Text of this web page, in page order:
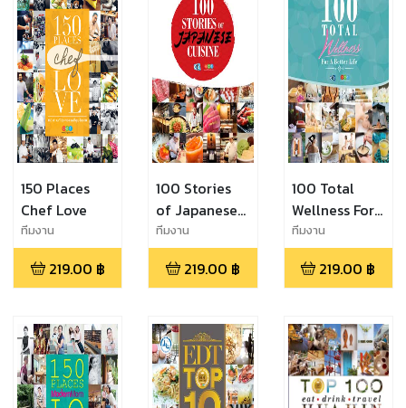
150 Places
Chef Love
ทีมงาน
EDTguide.com
219.00 ฿
100 Stories
of Japanese
Cuisine
ทีมงาน
EDTguide.com
219.00 ฿
100 Total
Wellness For
A Better Life
ทีมงาน
EDTguide.com
219.00 ฿